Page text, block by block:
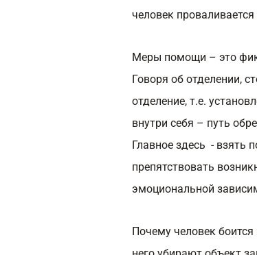
человек
Меры помощи – это
Говоря об отделении,
отделение, т.е.
внутри себя – путь
Главное здесь - взять
препятствовать
эмоциональной
Почему человек